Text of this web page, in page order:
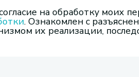
на обработку моих
. Ознакомлен с
их реализации,